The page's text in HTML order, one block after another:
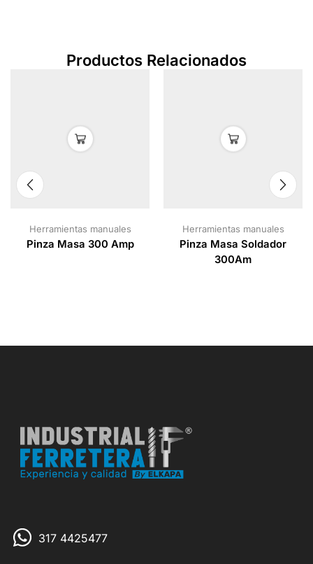
Productos Relacionados
Herramientas manuales
Pinza Masa 300 Amp
Herramientas manuales
Pinza Masa Soldador
300Am
317 4425477